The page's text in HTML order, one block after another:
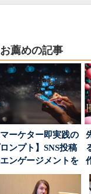
薦めの記事
マーケター即実践の
ンプト】SNS投稿
ンゲージメントを
るAI活用、ポ...